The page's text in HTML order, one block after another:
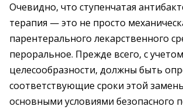
Очевидно, что ступенчатая
терапия — это не просто
парентерального лекарственного
пероральное. Прежде всего, с
целесообразности, должны быть
соответствующие сроки этой
основными условиями безопасного